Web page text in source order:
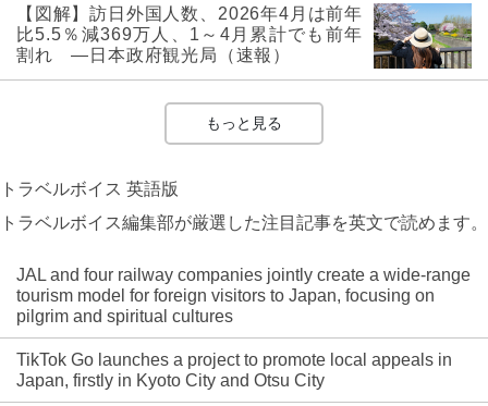
【図解】訪日外国人数、2026年4月は前年
比5.5％減369万人、1～4月累計でも前年
割れ ―日本政府観光局（速報）
もっと見る
トラベルボイス 英語版
トラベルボイス編集部が厳選した注目記事を英文で読めます。
JAL and four railway companies jointly create a wide-range
tourism model for foreign visitors to Japan, focusing on
pilgrim and spiritual cultures
TikTok Go launches a project to promote local appeals in
Japan, firstly in Kyoto City and Otsu City